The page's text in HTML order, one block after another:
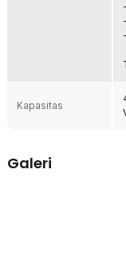
Kapasitas
Galeri